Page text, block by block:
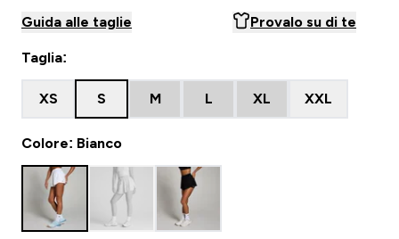
Guida alle taglie Provalo su di te
Taglia:
XS S M L XL XXL
Colore: Bianco